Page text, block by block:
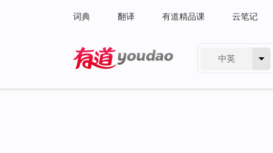
词典 翻译 有道精品课 云笔记
中英